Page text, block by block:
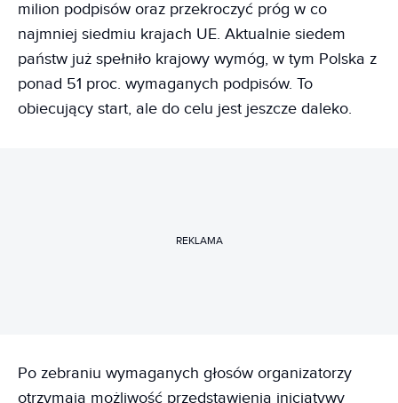
milion podpisów oraz przekroczyć próg w co
najmniej siedmiu krajach UE. Aktualnie siedem
państw już spełniło krajowy wymóg, w tym Polska z
ponad 51 proc. wymaganych podpisów. To
obiecujący start, ale do celu jest jeszcze daleko.
REKLAMA
Po zebraniu wymaganych głosów organizatorzy
otrzymają możliwość przedstawienia inicjatywy